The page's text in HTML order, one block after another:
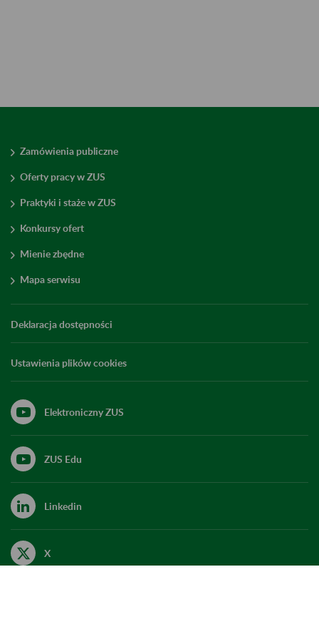
Zamówienia publiczne
Oferty pracy w ZUS
Praktyki i staże w ZUS
Konkursy ofert
Mienie zbędne
Mapa serwisu
Deklaracja dostępności
Ustawienia plików cookies
Elektroniczny ZUS
ZUS Edu
Linkedin
X